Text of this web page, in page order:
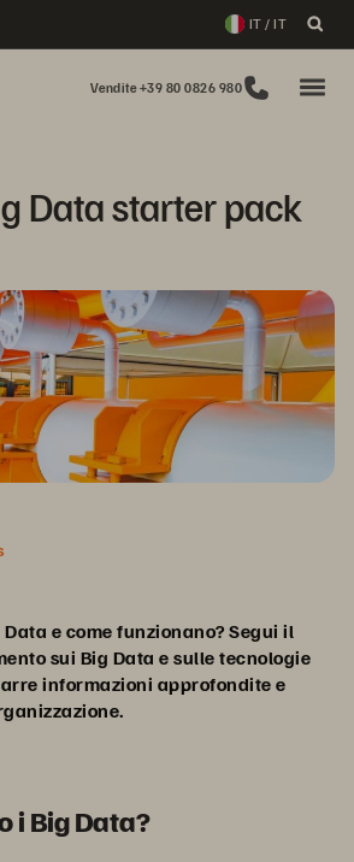
IT / IT
Vendite +39 80 0826 980
Data starter pack
Data e come funzionano? Segui il
sui Big Data e sulle tecnologie
informazioni approfondite e
i Big Data?